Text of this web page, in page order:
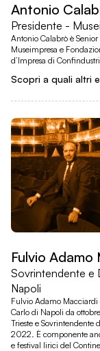
Antonio
Presidente -
Antonio Calabrò è
Museimpresa e
d’Impresa di
Scopri a quali altri
Fulvio Adamo
Sovrintendente e
Napoli
Fulvio Adamo Macciardi
Carlo di Napoli da
Trieste e Sovrintendente
2022. È componente
e festival lirici del